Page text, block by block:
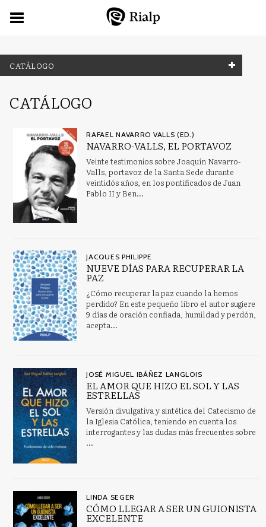
CATÁLOGO
NUESTRAS COLECCIONES
Biblioteca de Iniciación Teológica
Biblioteca de la fe explicada hoy
Biblioteca del Libro Joven
Biografías y Testimonios
Breves Rialp
Cine
Clásicos para jóvenes
Claves (Familia y Sociedad)
Ver todas... (37)
Antropología
Aprendizaje abierto, educación en el hogar, educación a
distancia
Arqueología de Oriente Próximo y Oriente Medio
Arte del Renacimiento
ASTRONOMÍA, ESPACIO Y TIEMPO
Autobiografía: general
CATÁLOGO
RAFAEL NAVARRO VALLS (ED.)
NAVARRO-VALLS, EL PORTAVOZ
Veinte testimonios sobre Joaquín Navarro-
Valls, portavoz de la Santa Sede durante
veintidós años, en los pontificados de Juan
Pablo II y Ben...
JACQUES PHILIPPE
NUEVE DÍAS PARA RECUPERAR LA
PAZ
¿Cómo recuperar la paz cuando la hemos
perdido? En este pequeño libro el autor sugiere
9 días de oración confiada, humildad y perdón,
acepta...
JOSÉ MIGUEL IBÁÑEZ LANGLOIS
EL AMOR QUE HIZO EL SOL Y LAS
ESTRELLAS
Versión divulgativa y sintética del Catecismo de
la Iglesia Católica, teniendo en cuenta los
interrogantes y las dudas más frecuentes sobre
...
LINDA SEGER
CÓMO LLEGAR A SER UN GUIONISTA
EXCELENTE